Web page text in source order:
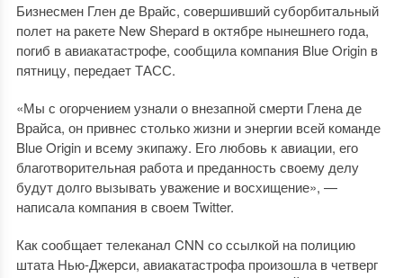
Бизнесмен Глен де Врайс, совершивший суборбитальный
полет на ракете New Shepard в октябре нынешнего года,
погиб в авиакатастрофе, сообщила компания Blue Origin в
пятницу, передает ТАСС.
«Мы с огорчением узнали о внезапной смерти Глена де
Врайса, он привнес столько жизни и энергии всей команде
Blue Origin и всему экипажу. Его любовь к авиации, его
благотворительная работа и преданность своему делу
будут долго вызывать уважение и восхищение», —
написала компания в своем Twitter.
Как сообщает телеканал CNN со ссылкой на полицию
штата Нью-Джерси, авиакатастрофа произошла в четверг